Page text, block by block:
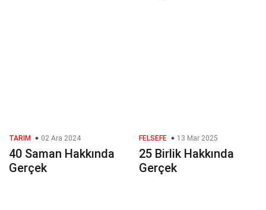
TARIM 02 Ara 2024
40 Saman Hakkında
Gerçek
FELSEFE 13 Mar 2025
25 Birlik Hakkında
Gerçek